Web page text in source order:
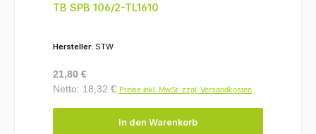
TB SPB 106/2-TL1610
Hersteller: STW
Regulärer Preis:
21,80 €
Netto: 18,32 € Preise inkl. MwSt. zzgl. Versandkosten
In den Warenkorb